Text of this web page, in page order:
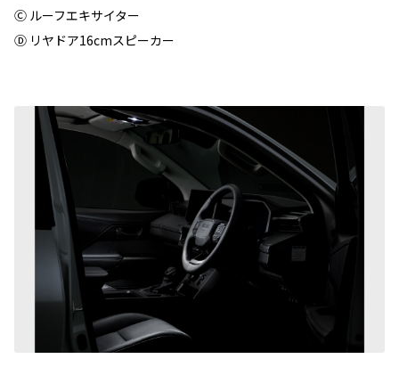
Ⓒ ルーフエキサイター
Ⓓ リヤドア16cmスピーカー